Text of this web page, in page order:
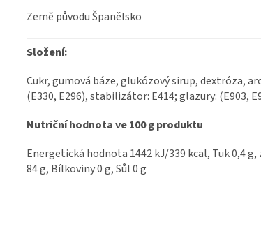
Země původu Španělsko
Složení:
Cukr, gumová báze, glukózový sirup, dextróza,
(E330, E296), stabilizátor: E414; glazury: (E903,
Nutriční hodnota ve 100 g produktu
Energetická hodnota 1442 kJ/339 kcal, Tuk 0,4
84 g, Bílkoviny 0 g, Sůl 0 g